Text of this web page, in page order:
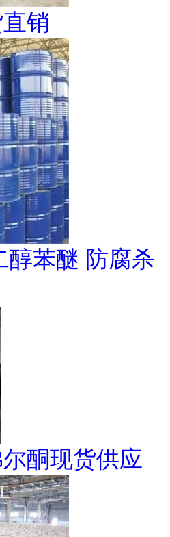
销
醇苯醚 防腐杀
酮现货供应